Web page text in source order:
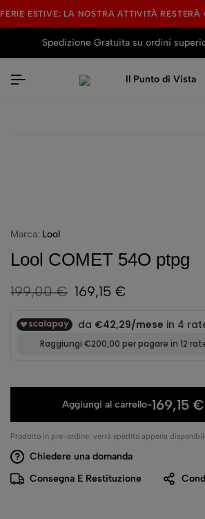
FERIE ESTIVE: LA NOSTRA ATTIVITÀ
Spedizione Gratuita su ordini
Marca: Lool
Lool COMET 54O ptpg
199,00€ 169,15 €
Aggiungi al carrello-169,15 €
Prodotto in pre-ordine: verrà spedito appena
Chiedere una domanda
Consegna E Restituzione